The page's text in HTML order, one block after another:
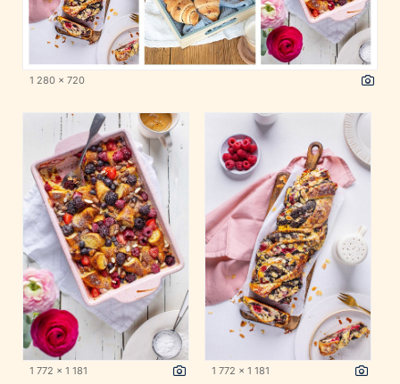
1 280 x 720
1 772 x 1 181 1 772 x 1 181